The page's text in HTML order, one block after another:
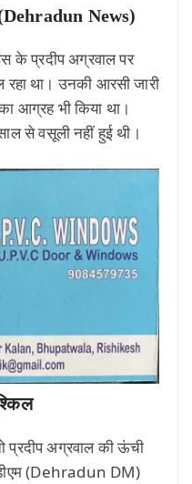
News)
के प्रदीप अग्रवाल पर
था। उनकी आरसी जारी
आग्रह भी किया था।
से वसूली नहीं हुई थी।
प्रदीप अग्रवाल की ऊंची
(Dehradun DM)